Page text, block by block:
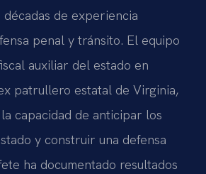
de experiencia
penal y tránsito. El equipo
auxiliar del estado en
patrullero estatal de Virginia,
capacidad de anticipar los
y construir una defensa
ha documentado resultados